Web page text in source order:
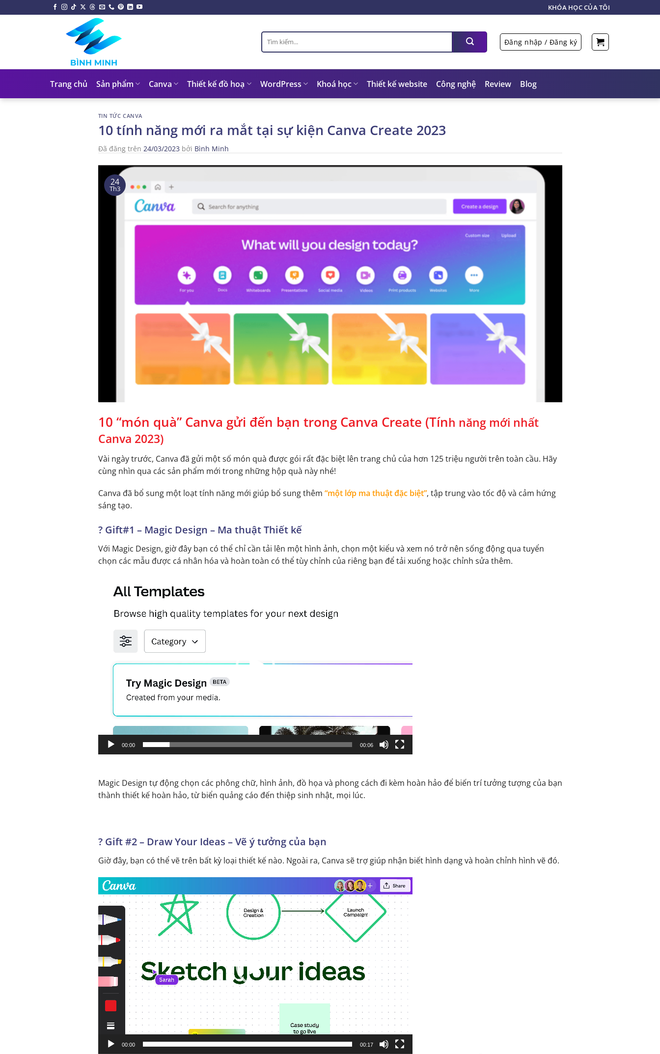
đến
KHÓA HỌC CỦA TÔI
Tìm
kiếm:
Đăng nhập / Đăng ký
Trang chủ Sản phẩm Canva Thiết kế đồ hoạ WordPress Khoá học Thiết kế website Công nghệ Review Blog
TIN TỨC CANVA
10 tính năng mới ra mắt tại sự kiện Canva Create 2023
Đã đăng trên 24/03/2023 bởi Bình Minh
24
Th3
10 “món quà” Canva gửi đến bạn trong Canva Create (Tính năng mới nhất
Canva 2023)
Vài ngày trước, Canva đã gửi một số món quà được gói rất đặc biệt lên trang chủ của hơn 125 triệu người trên toàn cầu. Hãy
cùng nhìn qua các sản phẩm mới trong những hộp quà này nhé!
Canva đã bổ sung một loạt tính năng mới giúp bổ sung thêm “một lớp ma thuật đặc biệt”, tập trung vào tốc độ và cảm hứng
sáng tạo.
?Gift#1 – Magic Design – Ma thuật Thiết kế
Với Magic Design, giờ đây bạn có thể chỉ cần tải lên một hình ảnh, chọn một kiểu và xem nó trở nên sống động qua tuyển
chọn các mẫu được cá nhân hóa và hoàn toàn có thể tùy chỉnh của riêng bạn để tải xuống hoặc chỉnh sửa thêm.
Video
00:00 00:06
Magic Design tự động chọn các phông chữ, hình ảnh, đồ họa và phong cách đi kèm hoàn hảo để biến trí tưởng tượng của bạn
thành thiết kế hoàn hảo, từ biển quảng cáo đến thiệp sinh nhật, mọi lúc.
? Gift #2 – Draw Your Ideas – Vẽ ý tưởng của bạn
Giờ đây, bạn có thể vẽ trên bất kỳ loại thiết kế nào. Ngoài ra, Canva sẽ trợ giúp nhận biết hình dạng và hoàn chỉnh hình vẽ đó.
Trình
chơi
Video
00:00 00:17